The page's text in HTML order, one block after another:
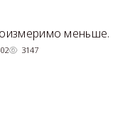
меньше.
3147